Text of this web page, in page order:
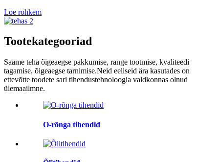
Loe rohkem
Tootekategooriad
Saame teha õigeaegse pakkumise, range tootmise, kvaliteedi
tagamise, õigeaegse tarnimise.Neid eeliseid ära kasutades on
ettevõtte toodete sari tihendustehnoloogia valdkonnas olnud
ülemaailmne.
O-rõnga tihendid